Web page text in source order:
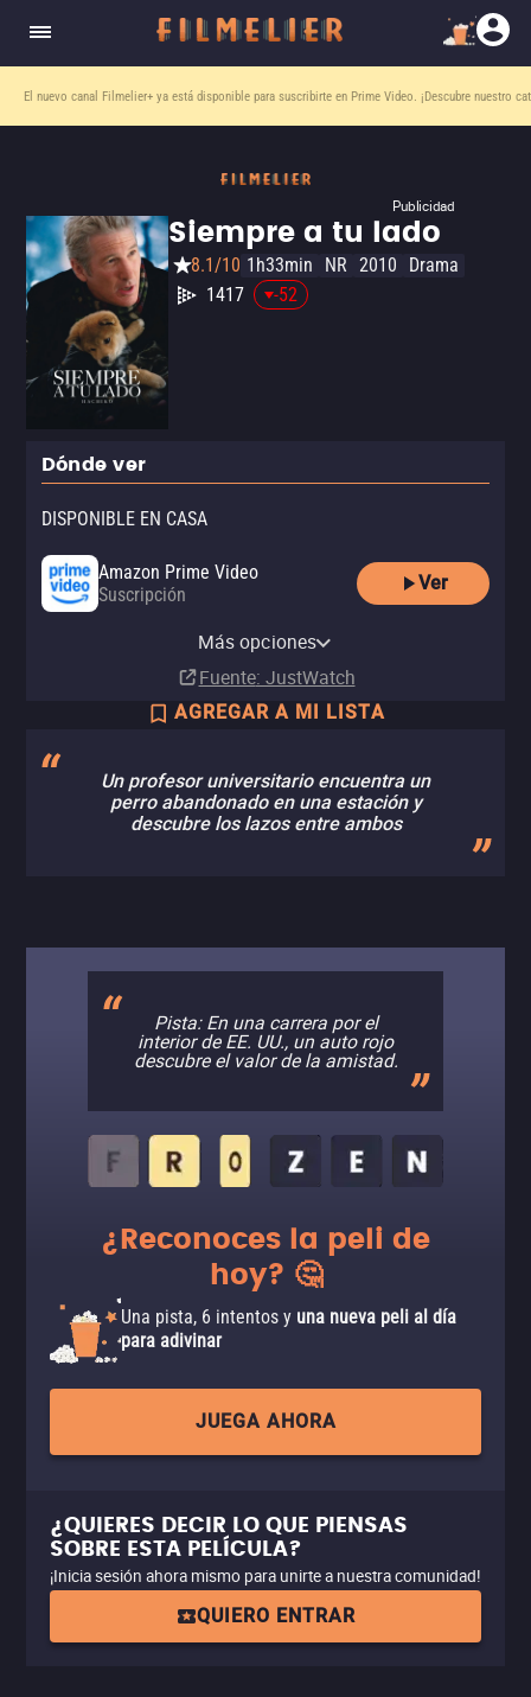
El nuevo canal Filmelier+ ya está disponible para suscribirte en Prime Video. ¡Descubre nuestro
Publicidad
Siempre a tu lado
8.1/10 1h33min NR 2010
Drama
1417
-52
Dónde ver
DISPONIBLE EN CASA
Amazon Prime Video
Suscripción
Ver
Amazon Video
Más opciones
Fuente: JustWatch
AGREGAR A MI LISTA
Un profesor universitario encuentra un
perro abandonado en una estación y
descubre los lazos entre ambos
Pista: En una carrera por el
interior de EE. UU., un auto rojo
descubre el valor de la amistad.
¿Reconoces la peli de
hoy? 🤔
Una pista, 6 intentos y una nueva peli al día
para adivinar
JUEGA AHORA
¿QUIERES DECIR LO QUE PIENSAS
SOBRE ESTA PELÍCULA?
¡Inicia sesión ahora mismo para unirte a nuestra comunidad!
QUIERO ENTRAR